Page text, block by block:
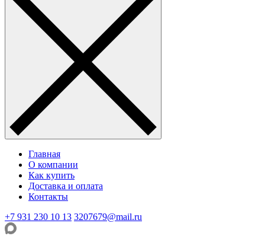
Главная
О компании
Как купить
Доставка и оплата
Контакты
+7 931 230 10 13 3207679@mail.ru